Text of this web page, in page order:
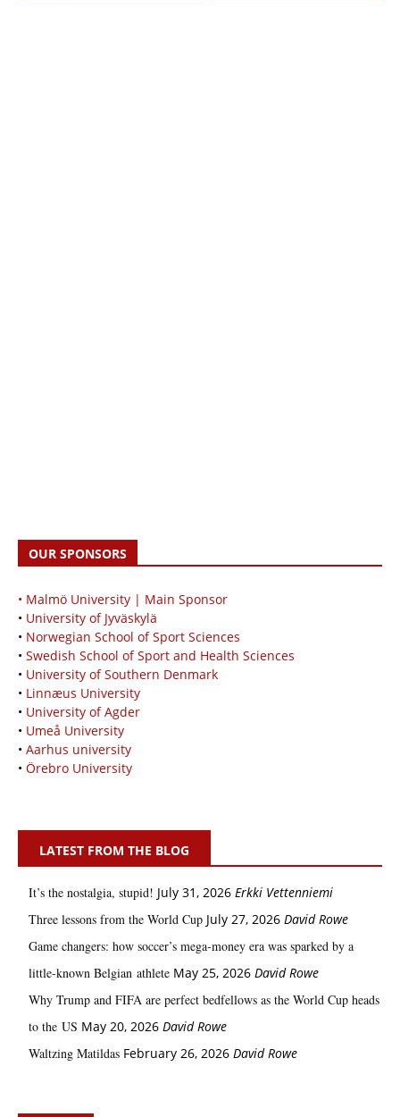
OUR SPONSORS
• Malmö University | Main Sponsor
• University of Jyväskylä
• Norwegian School of Sport Sciences
• Swedish School of Sport and Health Sciences
• University of Southern Denmark
• Linnæus University
• University of Agder
• Umeå University
• Aarhus university
• Örebro University
LATEST FROM THE BLOG
It’s the nostalgia, stupid! July 31, 2026 Erkki Vetten­­niemi
Three lessons from the World Cup July 27, 2026 David Rowe
Game changers: how soccer’s mega‑money era was sparked by a
little‑known Belgian athlete May 25, 2026 David Rowe
Why Trump and FIFA are perfect bedfellows as the World Cup heads
to the US May 20, 2026 David Rowe
Waltzing Matildas February 26, 2026 David Rowe